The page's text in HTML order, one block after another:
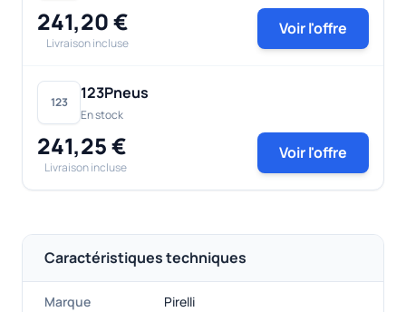
241,20 €
Livraison incluse
Voir l'offre
123 123Pneus
En stock
241,25 €
Livraison incluse
Voir l'offre
Caractéristiques techniques
Marque Pirelli